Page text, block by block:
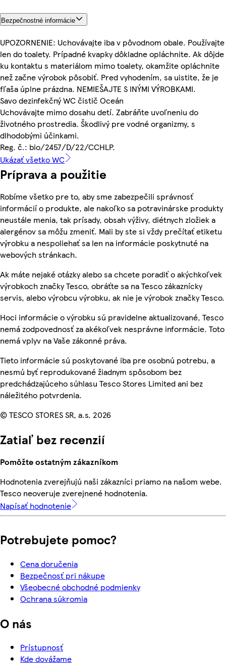
Bezpečnostné informácie
UPOZORNENIE: Uchovávajte iba v pôvodnom obale. Používajte
len do toalety. Prípadné kvapky dôkladne opláchnite. Ak dôjde
ku kontaktu s materiálom mimo toalety, okamžite opláchnite
než začne výrobok pôsobiť. Pred vyhodením, sa uistite, že je
fľaša úplne prázdna. NEMIEŠAJTE S INÝMI VÝROBKAMI.
Savo dezinfekčný WC čistič Oceán
Uchovávajte mimo dosahu detí. Zabráňte uvoľneniu do
životného prostredia. Škodlivý pre vodné organizmy, s
dlhodobými účinkami.
Reg. č.: bio/2457/D/22/CCHLP.
Ukázať všetko WC
Príprava a použitie
Robíme všetko pre to, aby sme zabezpečili správnosť
informácií o produkte, ale nakoľko sa potravinárske produkty
neustále menia, tak prísady, obsah výživy, diétnych zložiek a
alergénov sa môžu zmeniť. Mali by ste si vždy prečítať etiketu
výrobku a nespoliehať sa len na informácie poskytnuté na
webových stránkach.
Ak máte nejaké otázky alebo sa chcete poradiť o akýchkoľvek
výrobkoch značky Tesco, obráťte sa na Tesco zákaznícky
servis, alebo výrobcu výrobku, ak nie je výrobok značky Tesco.
Hoci informácie o výrobku sú pravidelne aktualizované, Tesco
nemá zodpovednosť za akékoľvek nesprávne informácie. Toto
nemá vplyv na Vaše zákonné práva.
Tieto informácie sú poskytované iba pre osobnú potrebu, a
nesmú byť reprodukované žiadnym spôsobom bez
predchádzajúceho súhlasu Tesco Stores Limited ani bez
náležitého potvrdenia.
© TESCO STORES SR, a.s. 2026
Zatiaľ bez recenzií
Pomôžte ostatným zákazníkom
Hodnotenia zverejňujú naši zákazníci priamo na našom webe.
Tesco neoveruje zverejnené hodnotenia.
Napísať hodnotenie
Potrebujete pomoc?
Cena doručenia
Bezpečnosť pri nákupe
Všeobecné obchodné podmienky
Ochrana súkromia
O nás
Prístupnosť
Kde dovážame